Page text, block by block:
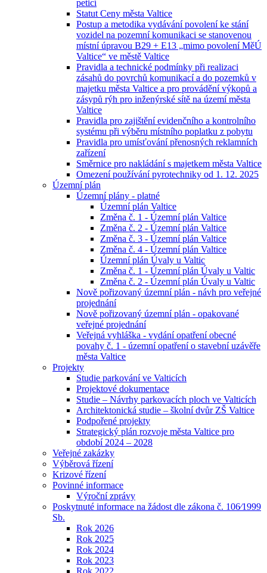
peticí
Statut Ceny města Valtice
Postup a metodika vydávání povolení ke stání
vozidel na pozemní komunikaci se stanovenou
místní úpravou B29 + E13 „mimo povolení MěÚ
Valtice“ ve městě Valtice
Pravidla a technické podmínky při realizaci
zásahů do povrchů komunikací a do pozemků v
majetku města Valtice a pro provádění výkopů a
zásypů rýh pro inženýrské sítě na území města
Valtice
Pravidla pro zajištění evidenčního a kontrolního
systému při výběru místního poplatku z pobytu
Pravidla pro umísťování přenosných reklamních
zařízení
Směrnice pro nakládání s majetkem města Valtice
Omezení používání pyrotechniky od 1. 12. 2025
Územní plán
Územní plány - platné
Územní plán Valtice
Změna č. 1 - Územní plán Valtice
Změna č. 2 - Územní plán Valtice
Změna č. 3 - Územní plán Valtice
Změna č. 4 - Územní plán Valtice
Územní plán Úvaly u Valtic
Změna č. 1 - Územní plán Úvaly u Valtic
Změna č. 2 - Územní plán Úvaly u Valtic
Nově pořizovaný územní plán - návh pro veřejné
projednání
Nově pořizovaný územní plán - opakované
veřejné projednání
Veřejná vyhláška - vydání opatření obecné
povahy č. 1 - územní opatření o stavební uzávěře
města Valtice
Projekty
Studie parkování ve Valticích
Projektové dokumentace
Studie – Návrhy parkovacích ploch ve Valticích
Architektonická studie – školní dvůr ZŠ Valtice
Podpořené projekty
Strategický plán rozvoje města Valtice pro
období 2024 – 2028
Veřejné zakázky
Výběrová řízení
Krizové řízení
Povinné informace
Výroční zprávy
Poskytnuté informace na žádost dle zákona č. 106⁄1999
Sb.
Rok 2026
Rok 2025
Rok 2024
Rok 2023
Rok 2022